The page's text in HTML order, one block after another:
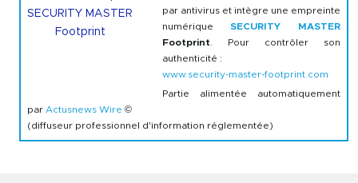
par antivirus et intègre une empreinte
numériqueSECURITY MASTER
Footprint . Pour contrôler son
authenticité :
www.security-master-footprint.com
Partie alimentée automatiquement
par Actusnews Wire ©
(diffuseur professionnel d'information réglementée)